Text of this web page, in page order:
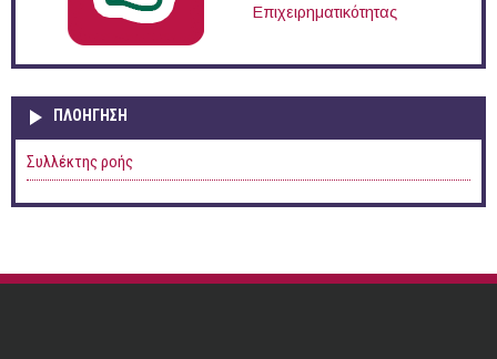
Επιχειρηματικότητας
ΠΛΟΉΓΗΣΗ
Συλλέκτης ροής